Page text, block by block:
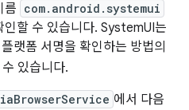
름 com.android.systemui
할 수 있습니다. SystemUI는
랫폼 서명을 확인하는 방법의
있습니다.
에서 다음